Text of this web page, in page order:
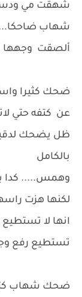
شهقت مي
شهاب
ألصقت وجهها
ضحك كثيرا
عن كتفه حتي
ظل يضحك
بالكامل
وهمس..... كدا
لكنها هزت
انها لا
تستطيع رفع
ضحك شهاب